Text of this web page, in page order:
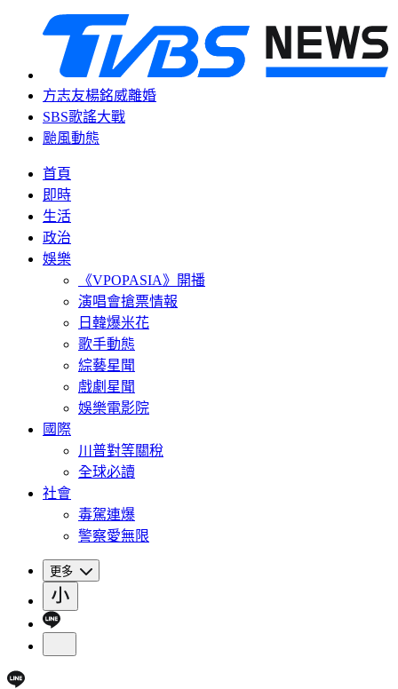
方志友楊銘威離婚
SBS歌謠大戰
颱風動態
首頁
即時
生活
政治
娛樂
《VPOPASIA》開播
演唱會搶票情報
日韓爆米花
歌手動態
綜藝星聞
戲劇星聞
娛樂電影院
國際
川普對等關稅
全球必讀
社會
毒駕連爆
警察愛無限
更多